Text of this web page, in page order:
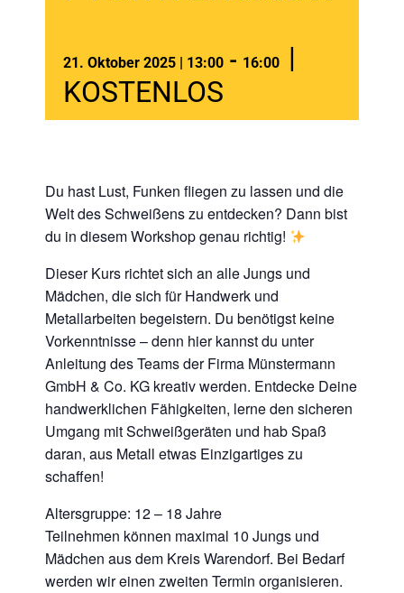
21. Oktober 2025 | 13:00 - 16:00
|
KOSTENLOS
Du hast Lust, Funken fliegen zu lassen und die
Welt des Schweißens zu entdecken? Dann bist
du in diesem Workshop genau richtig!
Dieser Kurs richtet sich an alle Jungs und
Mädchen, die sich für Handwerk und
Metallarbeiten begeistern. Du benötigst keine
Vorkenntnisse – denn hier kannst du unter
Anleitung des Teams der Firma Münstermann
GmbH & Co. KG kreativ werden. Entdecke Deine
handwerklichen Fähigkeiten, lerne den sicheren
Umgang mit Schweißgeräten und hab Spaß
daran, aus Metall etwas Einzigartiges zu
schaffen!
Altersgruppe: 12 – 18 Jahre
Teilnehmen können maximal 10 Jungs und
Mädchen aus dem Kreis Warendorf. Bei Bedarf
werden wir einen zweiten Termin organisieren.